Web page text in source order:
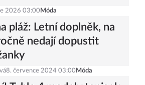
2026 03:00 Móda
pláž: Letní doplněk, na
nedají dopustit
8. července 2024 03:00 Móda